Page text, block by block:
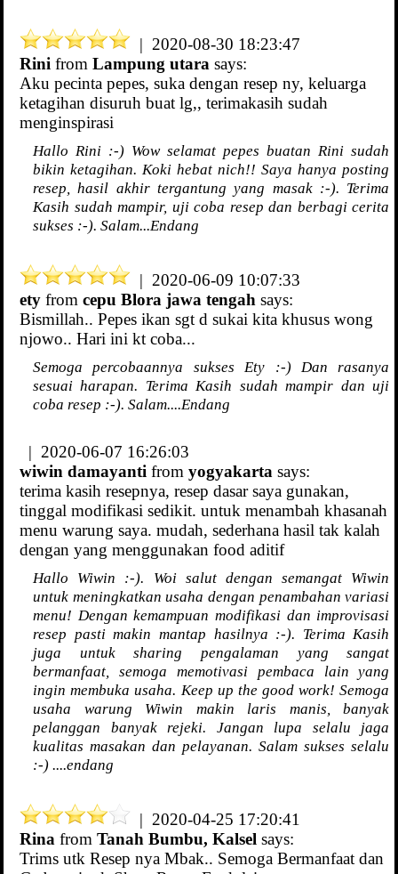
| 2020-08-30 18:23:47
Rini from Lampung utara says:
Aku pecinta pepes, suka dengan resep ny, keluarga
ketagihan disuruh buat lg,, terimakasih sudah
menginspirasi
Hallo Rini :-) Wow selamat pepes buatan Rini sudah
bikin ketagihan. Koki hebat nich!! Saya hanya posting
resep, hasil akhir tergantung yang masak :-). Terima
Kasih sudah mampir, uji coba resep dan berbagi cerita
sukses :-). Salam...Endang
| 2020-06-09 10:07:33
ety from cepu Blora jawa tengah says:
Bismillah.. Pepes ikan sgt d sukai kita khusus wong
njowo.. Hari ini kt coba...
Semoga percobaannya sukses Ety :-) Dan rasanya
sesuai harapan. Terima Kasih sudah mampir dan uji
coba resep :-). Salam....Endang
| 2020-06-07 16:26:03
wiwin damayanti from yogyakarta says:
terima kasih resepnya, resep dasar saya gunakan,
tinggal modifikasi sedikit. untuk menambah khasanah
menu warung saya. mudah, sederhana hasil tak kalah
dengan yang menggunakan food aditif
Hallo Wiwin :-). Woi salut dengan semangat Wiwin
untuk meningkatkan usaha dengan penambahan variasi
menu! Dengan kemampuan modifikasi dan improvisasi
resep pasti makin mantap hasilnya :-). Terima Kasih
juga untuk sharing pengalaman yang sangat
bermanfaat, semoga memotivasi pembaca lain yang
ingin membuka usaha. Keep up the good work! Semoga
usaha warung Wiwin makin laris manis, banyak
pelanggan banyak rejeki. Jangan lupa selalu jaga
kualitas masakan dan pelayanan. Salam sukses selalu
:-) ....endang
| 2020-04-25 17:20:41
Rina from Tanah Bumbu, Kalsel says:
Trims utk Resep nya Mbak.. Semoga Bermanfaat dan